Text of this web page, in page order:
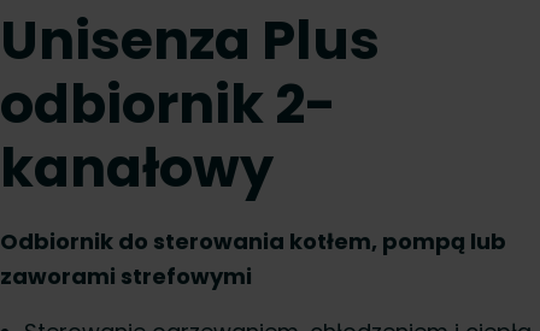
Unisenza Plus
odbiornik 2-
kanałowy
Odbiornik do sterowania kotłem, pompą lub
zaworami strefowymi